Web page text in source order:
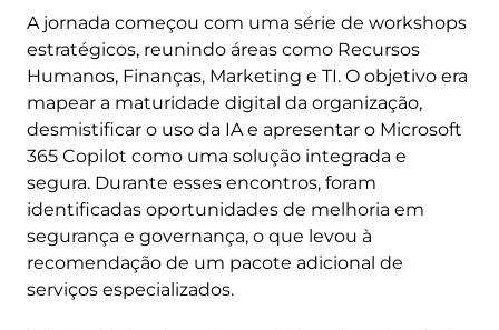
A jornada começou com uma série de workshops
estratégicos, reunindo áreas como Recursos
Humanos, Finanças, Marketing e TI. O objetivo era
mapear a maturidade digital da organização,
desmistificar o uso da IA e apresentar o Microsoft
365 Copilot como uma solução integrada e
segura. Durante esses encontros, foram
identificadas oportunidades de melhoria em
segurança e governança, o que levou à
recomendação de um pacote adicional de
serviços especializados.